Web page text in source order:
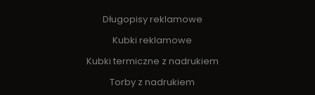
Długopisy reklamowe
Kubki reklamowe
Kubki termiczne z nadrukiem
Torby z nadrukiem